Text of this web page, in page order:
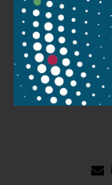
1095